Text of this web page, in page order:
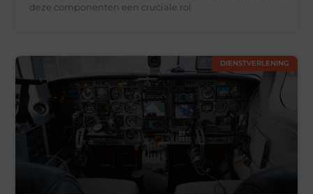
deze componenten een cruciale rol
DIENSTVERLENING